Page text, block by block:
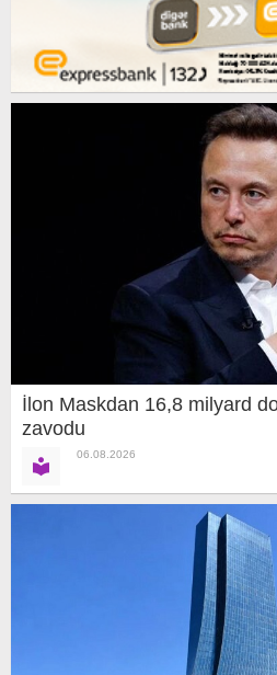
İlon Maskdan 16,8 milyard
zavodu
06.08.2026